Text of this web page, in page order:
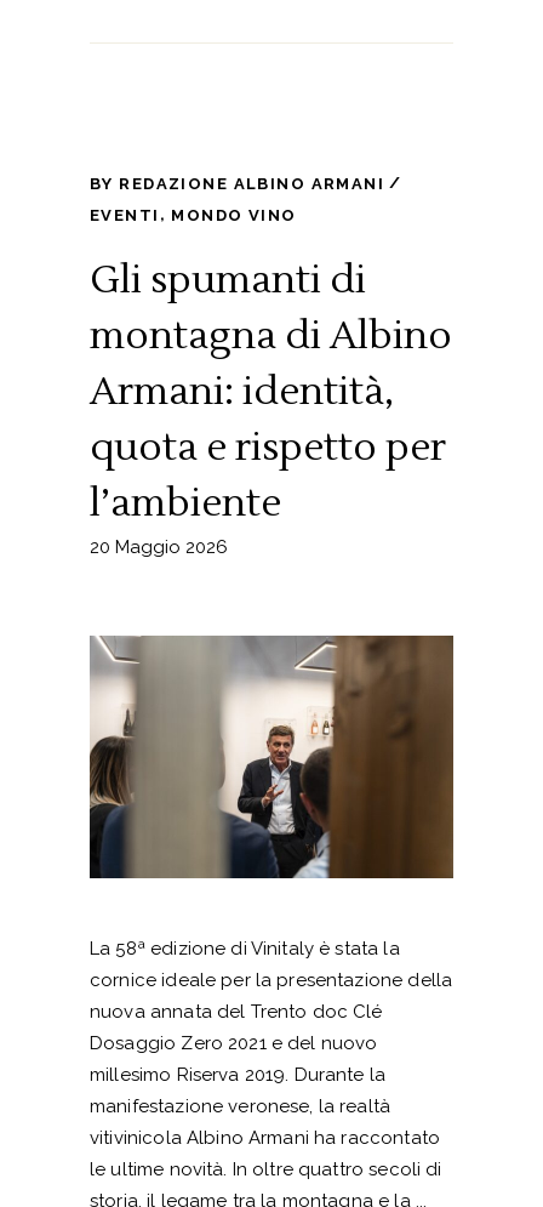
BY REDAZIONE ALBINO ARMANI
EVENTI , MONDO VINO
Gli spumanti di
montagna di Albino
Armani: identità,
quota e rispetto per
l’ambiente
20 Maggio 2026
La 58ª edizione di Vinitaly è stata la
cornice ideale per la presentazione della
nuova annata del Trento doc Clé
Dosaggio Zero 2021 e del nuovo
millesimo Riserva 2019. Durante la
manifestazione veronese, la realtà
vitivinicola Albino Armani ha raccontato
le ultime novità. In oltre quattro secoli di
storia, il legame tra la montagna e la